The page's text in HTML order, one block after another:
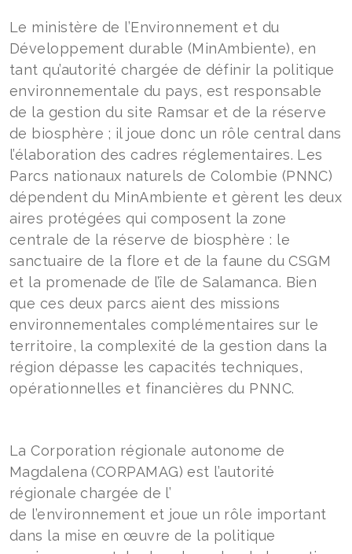
Le ministère de l’Environnement et du
Développement durable (MinAmbiente), en
tant qu’autorité chargée de définir la politique
environnementale du pays, est responsable
de la gestion du site Ramsar et de la réserve
de biosphère ; il joue donc un rôle central dans
l’élaboration des cadres réglementaires. Les
Parcs nationaux naturels de Colombie (PNNC)
dépendent du MinAmbiente et gèrent les deux
aires protégées qui composent la zone
centrale de la réserve de biosphère : le
sanctuaire de la flore et de la faune du CSGM
et la promenade de l’île de Salamanca. Bien
que ces deux parcs aient des missions
environnementales complémentaires sur le
territoire, la complexité de la gestion dans la
région dépasse les capacités techniques,
opérationnelles et financières du PNNC.
La Corporation régionale autonome de
Magdalena (CORPAMAG) est l’autorité
régionale chargée de l’
de l’environnement et joue un rôle important
dans la mise en œuvre de la politique